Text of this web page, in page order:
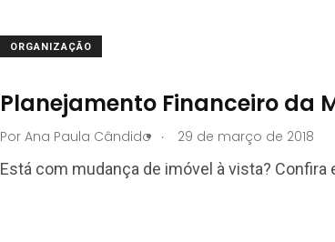
ORGANIZAÇÃO
Planejamento Financeiro da
Por Ana Paula Cândido . 29 de março de 2018
Está com mudança de imóvel à vista?